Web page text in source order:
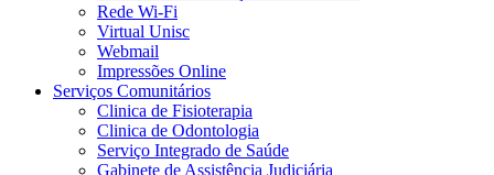
Rede Wi-Fi
Virtual Unisc
Webmail
Impressões Online
Serviços Comunitários
Clinica de Fisioterapia
Clinica de Odontologia
Serviço Integrado de Saúde
Gabinete de Assistência Judiciária